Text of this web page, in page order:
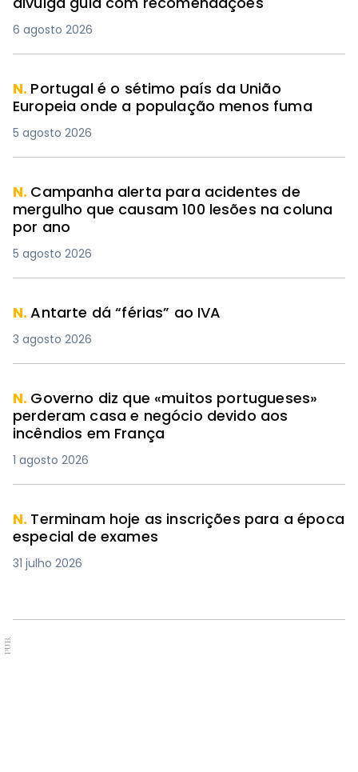
6 agosto 2026
N. Portugal é o sétimo país da União
Europeia onde a população menos fuma
5 agosto 2026
N. Campanha alerta para acidentes de
mergulho que causam 100 lesões na coluna
por ano
5 agosto 2026
N.Antarte dá “férias” ao IVA
3 agosto 2026
N. Governo diz que «muitos portugueses»
perderam casa e negócio devido aos
incêndios em França
1 agosto 2026
N. Terminam hoje as inscrições para a época
especial de exames
31 julho 2026
PUB.